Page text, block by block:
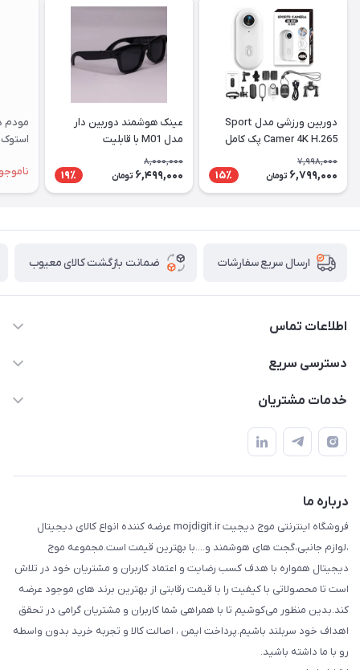
دوربین ورزشی مدل Sport
Camer 4K H.265 پک کامل
7,998,000
6,799,000 تومان 15٪
عینک هوشمند دوربین دار
مدل M01 با قابلیت
فیلم‌برداری ۴K
8,000,000
6,499,000 تومان 19٪
ارسال سریع سفارشات ضمانت بازگشت کالای معیوب
اطلاعات تماس
واتساپ و تماس 09910568493
دسترسی سریع
حساب کاربری
درباره ما
تماس با ما
خدمات مشتریان
قوانین و مقررات
حریم خصوصی
درباره ما
فروشگاه اینترنتی موج دیجیت mojdigit.ir عرضه کننده انواع کالای دیجیتال
،لوازم جانبی،گجت های هوشمند و....با بهترین قیمت است.مجموعه موج
دیجیتال همواره با هدف کسب رضایت و اعتماد کاربران و مشتریان خود در تلاش
است تا محصولاتی با کیفیت را با قیمت رقابتی از بهترین برند های موجود عرضه
کند.بدین منظور می‌کوشیم تا با همراهی شما کاربران و مشتریان گرامی در تحقق
اهداف خود سربلند باشیم.پرداخت ایمن ، اصالت کالا و تجربه خرید بدون واسطه
رو با ما داشته باشید.